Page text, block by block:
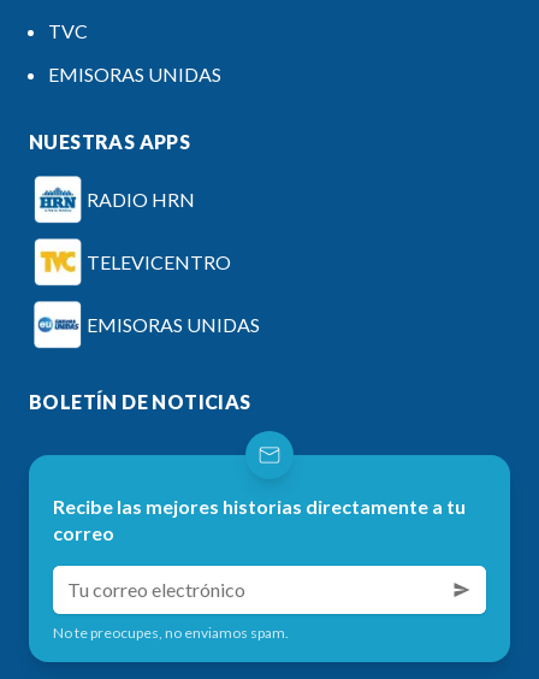
TVC
EMISORAS UNIDAS
NUESTRAS APPS
RADIO HRN
TELEVICENTRO
EMISORAS UNIDAS
BOLETÍN DE NOTICIAS
Recibe las mejores historias directamente a tu
correo
No te preocupes, no enviamos spam.